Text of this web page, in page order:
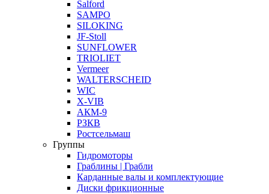
Salford
SAMPO
SILOKING
JF-Stoll
SUNFLOWER
TRIOLIET
Vermeer
WALTERSCHEID
WIC
X-VIB
АКМ-9
РЗКВ
Ростсельмаш
Группы
Гидромоторы
Граблины | Грабли
Карданные валы и комплектующие
Диски фрикционные